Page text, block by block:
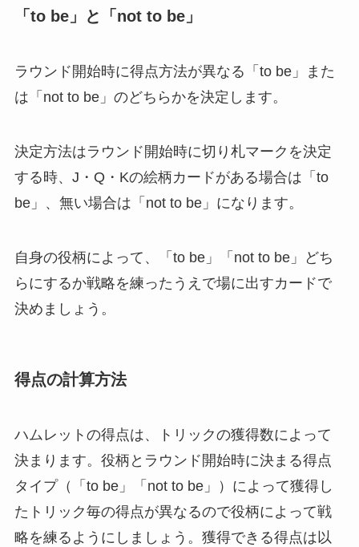
「to be」と「not to be」
ラウンド開始時に得点方法が異なる「to be」また
は「not to be」のどちらかを決定します。
決定方法はラウンド開始時に切り札マークを決定
する時、J・Q・Kの絵柄カードがある場合は「to
be」、無い場合は「not to be」になります。
自身の役柄によって、「to be」「not to be」どち
らにするか戦略を練ったうえで場に出すカードで
決めましょう。
得点の計算方法
ハムレットの得点は、トリックの獲得数によって
決まります。役柄とラウンド開始時に決まる得点
タイプ（「to be」「not to be」）によって獲得し
たトリック毎の得点が異なるので役柄によって戦
略を練るようにしましょう。獲得できる得点は以